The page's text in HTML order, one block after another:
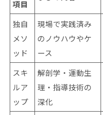
項目
独自
メソ
ッド
現場で実践済み
のノウハウやケ
ース
スキ
ルア
ップ
解剖学・運動生
理・指導技術の
深化